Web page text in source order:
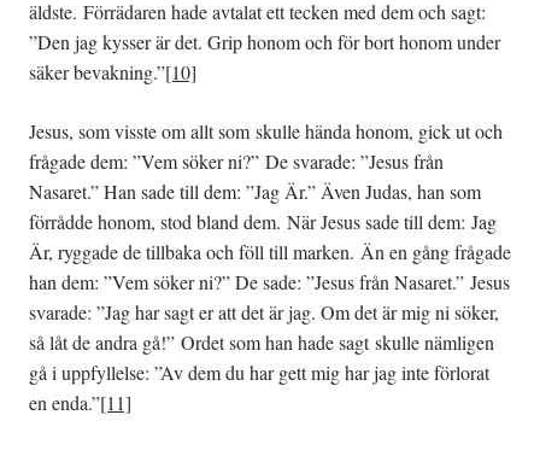
äldste. Förrädaren hade avtalat ett tecken med dem och sagt:
”Den jag kysser är det. Grip honom och för bort honom under
säker bevakning.”[10]
Jesus, som visste om allt som skulle hända honom, gick ut och
frågade dem: ”Vem söker ni?” De svarade: ”Jesus från
Nasaret.” Han sade till dem: ”Jag Är.” Även Judas, han som
förrådde honom, stod bland dem. När Jesus sade till dem: Jag
Är, ryggade de tillbaka och föll till marken. Än en gång frågade
han dem: ”Vem söker ni?” De sade: ”Jesus från Nasaret.” Jesus
svarade: ”Jag har sagt er att det är jag. Om det är mig ni söker,
så låt de andra gå!” Ordet som han hade sagt skulle nämligen
gå i uppfyllelse: ”Av dem du har gett mig har jag inte förlorat
en enda.”[11]